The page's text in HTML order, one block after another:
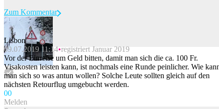
Beitrag melden
Zum Kommentar
Lisbon
09.07.2019 11:14 registriert Januar 2019
Vor der Einreise um Geld bitten, damit man sich die ca. 100 Fr.
Visakosten leisten kann, ist nochmals eine Runde peinlicher. Wie
man sich so was antun wollen? Solche Leute sollten gleich auf den
nächsten Retourflug umgebucht werden.
00
Melden